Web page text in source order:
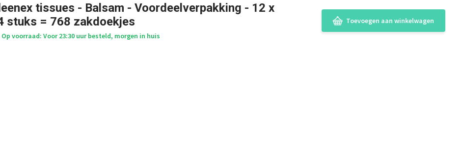
tissues - Balsam - Voordeelverpakking - 12 x
stuks = 768 zakdoekjes
Op voorraad: Voor 23:30 uur besteld, morgen in huis
Toevoegen aan winkelwagen